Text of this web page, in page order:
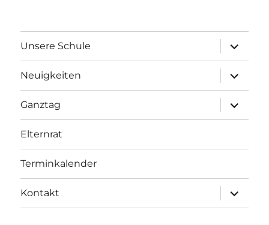
Unsere Schule
öffnen
Neuigkeiten
öffnen
Ganztag
öffnen
Elternrat
Terminkalender
Kontakt
öffnen